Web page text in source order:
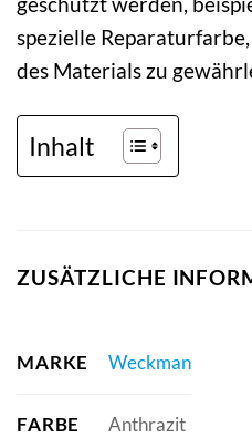
spezielle
des Materials zu
Inhalt
ZUSÄTZLICHE
MARKE Weckman
FARBE Anthrazit